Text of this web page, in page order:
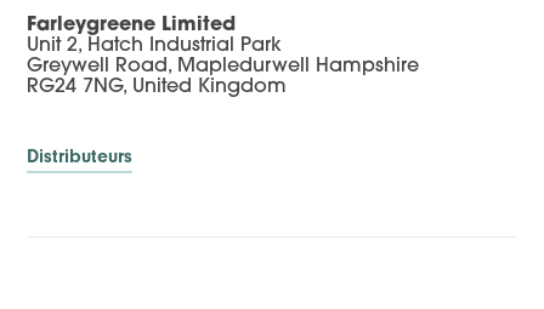
Farleygreene Limited
Unit 2, Hatch Industrial Park
Greywell Road, Mapledurwell Hampshire
RG24 7NG, United Kingdom
Distributeurs